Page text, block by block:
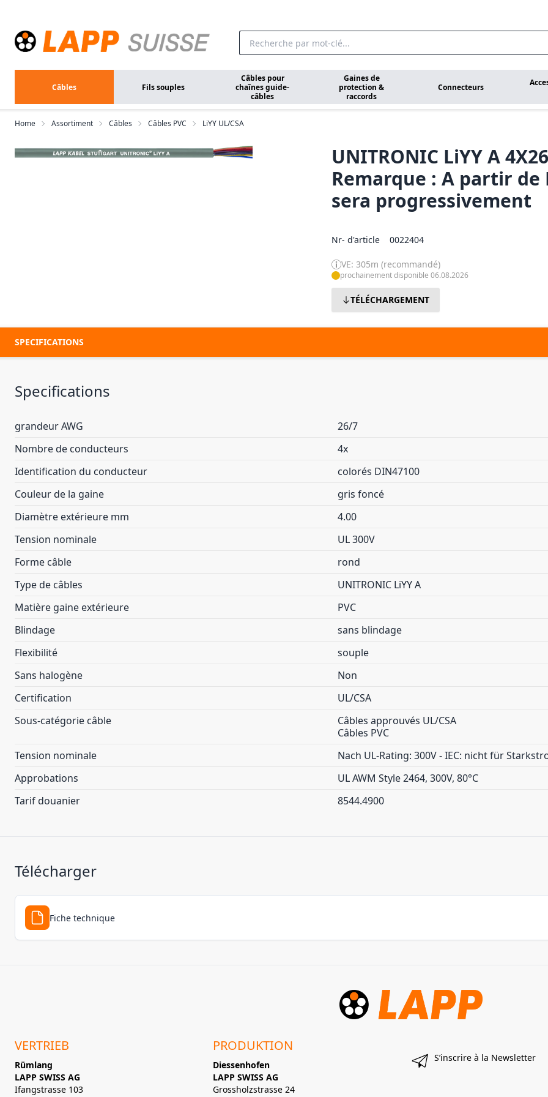
Câbles Fils souples
Câbles pour
chaînes guide-
câbles
Gaines de
protection &
raccords
Connecteurs
Home Assortiment Câbles Câbles PVC LiYY UL/CSA
UNITRONIC LiYY A
Remarque : A partir de
sera progressivement
Nr- d'article 0022404
VE: 305m (recommandé)
prochainement disponible 06.08.2026
TÉLÉCHARGEMENT
SPECIFICATIONS
Specifications
grandeur AWG
26/7
Nombre de conducteurs
4x
Identification du conducteur
colorés DIN47100
Couleur de la gaine
gris foncé
Diamètre extérieure mm
4.00
Tension nominale
UL 300V
Forme câble
rond
Type de câbles
UNITRONIC LiYY A
Matière gaine extérieure
PVC
Blindage
sans blindage
Flexibilité
souple
Sans halogène
Non
Certification
UL/CSA
Sous-catégorie câble
Câbles approuvés UL/CSA
Câbles PVC
Tension nominale
Nach UL-Rating: 300V - IEC: nicht für
Approbations
UL AWM Style 2464, 300V, 80°C
Tarif douanier
8544.4900
Télécharger
Fiche technique
VERTRIEB
Rümlang
LAPP SWISS AG
Ifangstrasse 103
PRODUKTION
Diessenhofen
LAPP SWISS AG
Grossholzstrasse 24
S’inscrire à la Newsletter